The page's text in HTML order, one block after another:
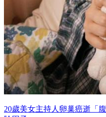
20歲美女主持人卵巢癌逝「